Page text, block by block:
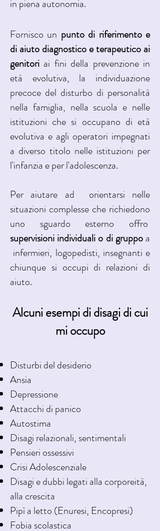
in piena autonomia.
Fornisco un punto di riferimento e
di aiuto diagnostico e terapeutico ai
genitori ai fini della prevenzione in
età evolutiva, la individuazione
precoce del disturbo di personalità
nella famiglia, nella scuola e nelle
istituzioni che si occupano di età
evolutiva e agli operatori impegnati
a diverso titolo nelle istituzioni per
l'infanzia e per l'adolescenza.
Per aiutare ad orientarsi nelle
situazioni complesse che richiedono
uno sguardo esterno offro
supervisioni individuali o di gruppo a
infermieri, logopedisti, insegnanti e
chiunque si occupi di relazioni di
aiuto.
Alcuni esempi di disagi di cui
mi occupo
Disturbi del desiderio
Ansia
Depressione
Attacchi di panico
Autostima
Disagi relazionali, sentimentali
Pensieri ossessivi
Crisi Adolescenziale
Disagi e dubbi legati alla corporeità,
alla crescita
Pipì a letto (Enuresi, Encopresi)
Fobia scolastica